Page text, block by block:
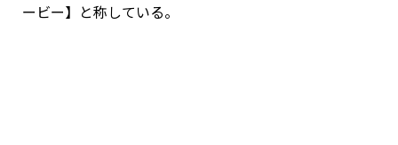
ービー】と称している。